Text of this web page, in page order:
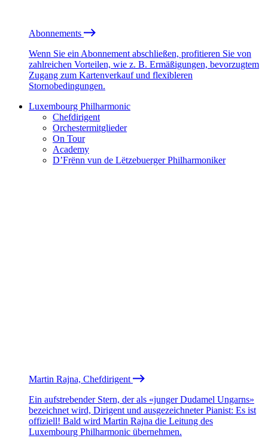
Abonnements
Wenn Sie ein Abonnement abschließen, profitieren Sie von
zahlreichen Vorteilen, wie z. B. Ermäßigungen, bevorzugtem
Zugang zum Kartenverkauf und flexibleren
Stornobedingungen.
Luxembourg Philharmonic
Chefdirigent
Orchestermitglieder
On Tour
Academy
D’Frënn vun de Lëtzebuerger Philharmoniker
Martin Rajna, Chefdirigent
Ein aufstrebender Stern, der als «junger Dudamel Ungarns»
bezeichnet wird, Dirigent und ausgezeichneter Pianist: Es ist
offiziell! Bald wird Martin Rajna die Leitung des
Luxembourg Philharmonic übernehmen.